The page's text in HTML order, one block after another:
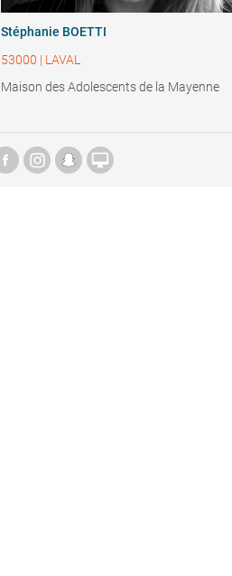
Stéphanie BOETTI
53000 | LAVAL
Maison des Adolescents de la Mayenne
